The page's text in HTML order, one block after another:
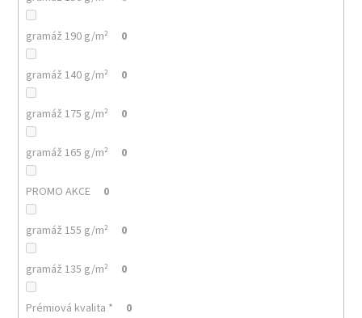
gramáž 190 g/m² 0
gramáž 140 g/m² 0
gramáž 175 g/m² 0
gramáž 165 g/m² 0
PROMO AKCE 0
gramáž 155 g/m² 0
gramáž 135 g/m² 0
Prémiová kvalita * 0